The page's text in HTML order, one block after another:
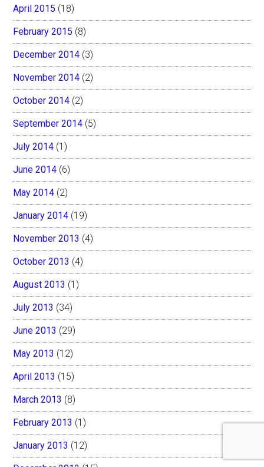
April 2015 (18)
February 2015 (8)
December 2014 (3)
November 2014 (2)
October 2014 (2)
September 2014 (5)
July 2014 (1)
June 2014 (6)
May 2014 (2)
January 2014 (19)
November 2013 (4)
October 2013 (4)
August 2013 (1)
July 2013 (34)
June 2013 (29)
May 2013 (12)
April 2013 (15)
March 2013 (8)
February 2013 (1)
January 2013 (12)